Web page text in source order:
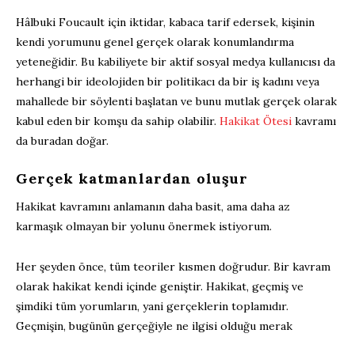
Hâlbuki Foucault için iktidar, kabaca tarif edersek, kişinin
kendi yorumunu genel gerçek olarak konumlandırma
yeteneğidir. Bu kabiliyete bir aktif sosyal medya kullanıcısı da
herhangi bir ideolojiden bir politikacı da bir iş kadını veya
mahallede bir söylenti başlatan ve bunu mutlak gerçek olarak
kabul eden bir komşu da sahip olabilir. Hakikat Ötesi kavramı
da buradan doğar.
Gerçek katmanlardan oluşur
Hakikat kavramını anlamanın daha basit, ama daha az
karmaşık olmayan bir yolunu önermek istiyorum.
Her şeyden önce, tüm teoriler kısmen doğrudur. Bir kavram
olarak hakikat kendi içinde geniştir. Hakikat, geçmiş ve
şimdiki tüm yorumların, yani gerçeklerin toplamıdır.
Geçmişin, bugünün gerçeğiyle ne ilgisi olduğu merak